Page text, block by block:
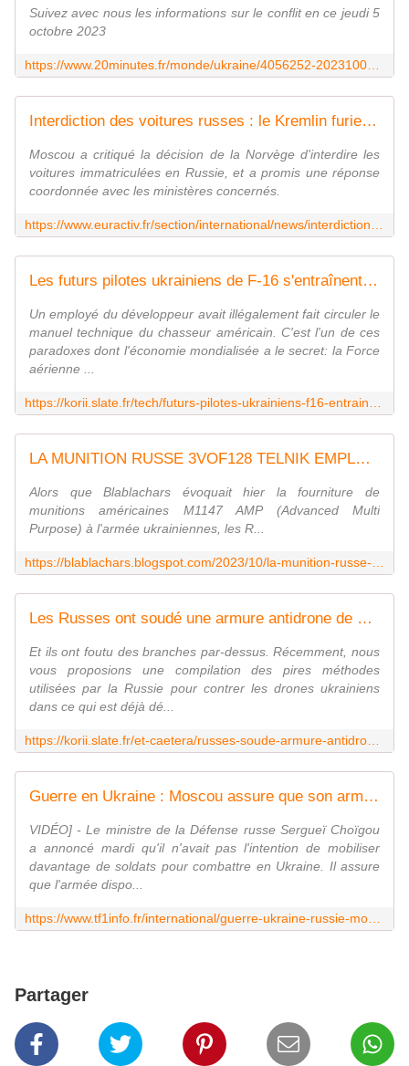
Suivez avec nous les informations sur le conflit en ce jeudi 5
octobre 2023
Interdiction des voitures russes : le Kremlin furieux contre la Norvège
Moscou a critiqué la décision de la Norvège d'interdire les
voitures immatriculées en Russie, et a promis une réponse
coordonnée avec les ministères concernés.
Les futurs pilotes ukrainiens de F-16 s'entraînent grâce à un très réaliste jeu vidéo... russe
Un employé du développeur avait illégalement fait circuler le
manuel technique du chasseur américain. C'est l'un de ces
paradoxes dont l'économie mondialisée a le secret: la Force
aérienne ...
LA MUNITION RUSSE 3VOF128 TELNIK EMPLOYEE EN UKRAINE
Alors que Blablachars évoquait hier la fourniture de
munitions américaines M1147 AMP (Advanced Multi
Purpose) à l'armée ukrainiennes, les R...
Les Russes ont soudé une armure antidrone de deux mètres sur un char des années 1950
Et ils ont foutu des branches par-dessus. Récemment, nous
vous proposions une compilation des pires méthodes
utilisées par la Russie pour contrer les drones ukrainiens
dans ce qui est déjà dé...
Guerre en Ukraine : Moscou assure que son armée n'a pas besoin d'une nouvelle mobilisation
VIDÉO] - Le ministre de la Défense russe Sergueï Choïgou
a annoncé mardi qu'il n'avait pas l'intention de mobiliser
davantage de soldats pour combattre en Ukraine. Il assure
que l'armée dispo...
Partager